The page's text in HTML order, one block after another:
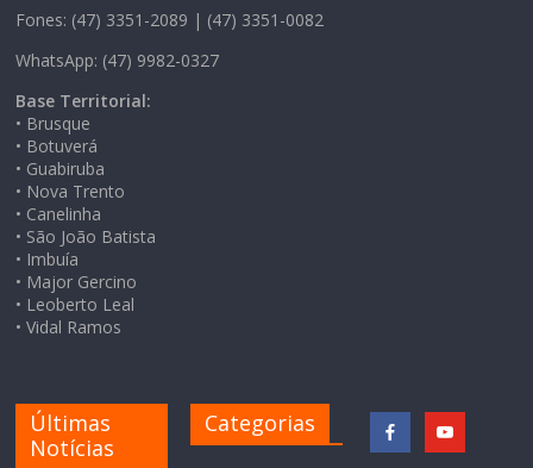
Fones: (47) 3351-2089 | (47) 3351-0082
WhatsApp: (47) 9982-0327
Base Territorial:
• Brusque
• Botuverá
• Guabiruba
• Nova Trento
• Canelinha
• São João Batista
• Imbuía
• Major Gercino
• Leoberto Leal
• Vidal Ramos
Últimas
Notícias
Categorias